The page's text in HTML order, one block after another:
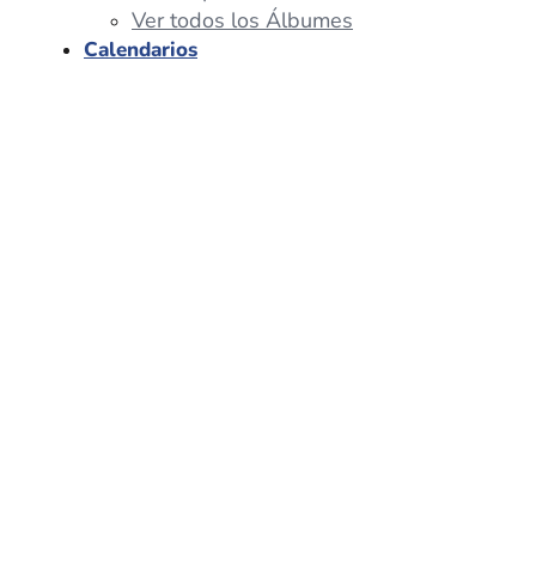
Ver todos los Álbumes
Calendarios